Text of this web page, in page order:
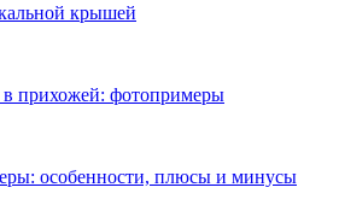
крышей
в прихожей: фотопримеры
особенности, плюсы и минусы